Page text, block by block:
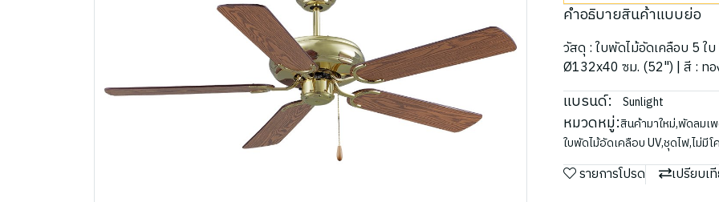
คำอธิบายสินค้าแบบย่อ
วัสดุ : ใบพัดไม้อัดเคลือบ 5 ใ
Ø132x40 ซม. (52") | สี : ทอ
แบรนด์: Sunlight
หมวดหมู่:สินค้ามาใหม่,พัดลมเ
ใบพัดไม้อัดเคลือบ UV,ชุดไฟ,ไม่มีโ
รายการโปรด เปรียบเ